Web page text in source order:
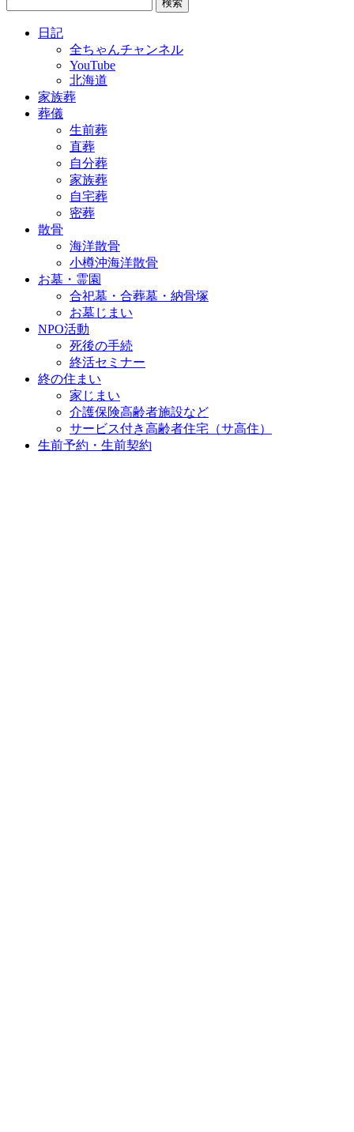
日記
全ちゃんチャンネル
YouTube
北海道
家族葬
葬儀
生前葬
直葬
自分葬
家族葬
自宅葬
密葬
散骨
海洋散骨
小樽沖海洋散骨
お墓・霊園
合祀墓・合葬墓・納骨塚
お墓じまい
NPO活動
死後の手続
終活セミナー
終の住まい
家じまい
介護保険高齢者施設など
サービス付き高齢者住宅（サ高住）
生前予約・生前契約